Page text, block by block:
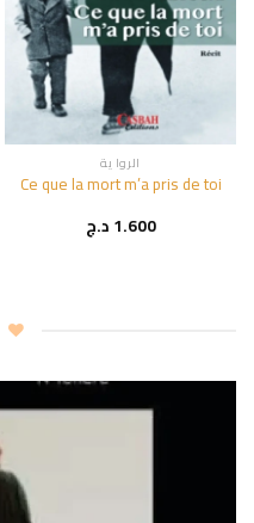
الروا ية
Ce que la mort m’a pris de toi
1.600د.ج